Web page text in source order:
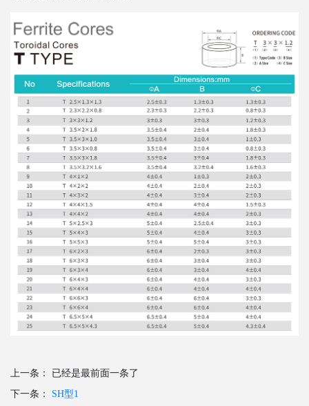
上一条： 已经是最前面一条了
下一条： SH型1